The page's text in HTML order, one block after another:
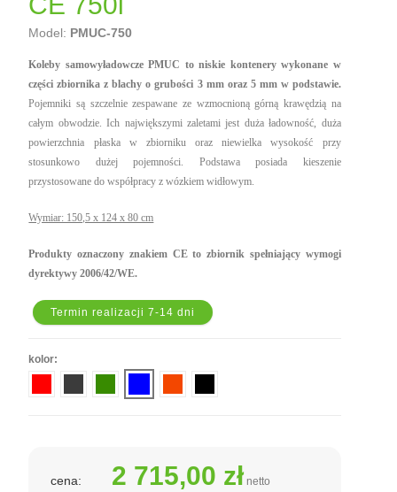
Model: PMUC-750
Koleby samowyładowcze PMUC to niskie kontenery wykonane w
części zbiornika z blachy o grubości 3 mm oraz 5 mm w podstawie.
Pojemniki są szczelnie zespawane ze wzmocnioną górną krawędzią na
całym obwodzie. Ich największymi zaletami jest duża ładowność, duża
powierzchnia płaska w zbiorniku oraz niewielka wysokość przy
stosunkowo dużej pojemności. Podstawa posiada kieszenie
przystosowane do współpracy z wózkiem widłowym.
Wymiar: 150,5 x 124 x 80 cm
Produkty oznaczony znakiem CE to zbiornik spełniający wymogi
dyrektywy 2006/42/WE.
Termin realizacji 7-14 dni
kolor:
cena: 2 715,00 zł netto